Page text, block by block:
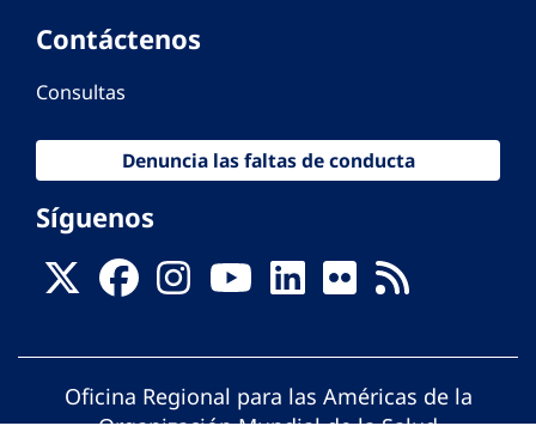
Contáctenos
Consultas
Denuncia las faltas de conducta
Síguenos
Oficina Regional para las Américas de la